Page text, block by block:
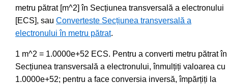
metru pătrat [m^2] în Secțiunea transversală a electronului
[ECS], sau Converteste Secțiunea transversală a
electronului în metru pătrat.
1 m^2 = 1.0000e+52 ECS. Pentru a converti metru pătrat în
Secțiunea transversală a electronului, înmulțiți valoarea cu
1.0000e+52; pentru a face conversia inversă, împărțiți la